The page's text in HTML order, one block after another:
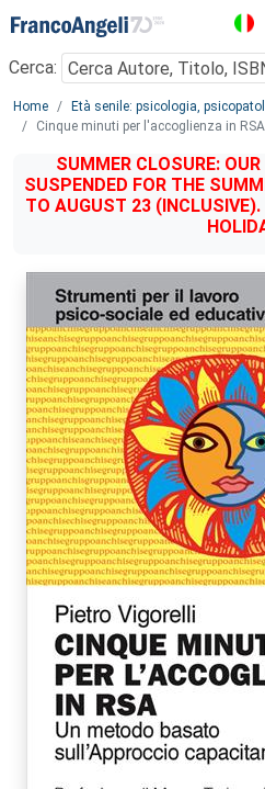
Menu
Cerca:
Main content
Home
Età senile: psicologia,
Cinque minuti per l'accoglienza in RSA
SUMMER CLOSURE:
SUSPENDED FOR THE
TO AUGUST 23